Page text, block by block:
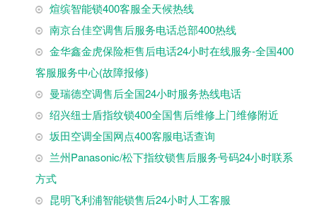
煊缤智能锁400客服全天候热线
南京台佳空调售后服务电话总部400热线
金华鑫金虎保险柜售后电话24小时在线服务-全国400
客服服务中心(故障报修)
曼瑞德空调售后全国24小时服务热线电话
绍兴纽士盾指纹锁400全国售后维修上门维修附近
坂田空调全国网点400客服电话查询
兰州Panasonic/松下指纹锁售后服务号码24小时联系
方式
昆明飞利浦智能锁售后24小时人工客服